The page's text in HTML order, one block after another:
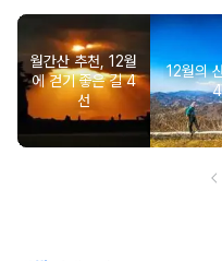
월간산 추천, 12월
에 걷기 좋은 길 4
선
12월의
4